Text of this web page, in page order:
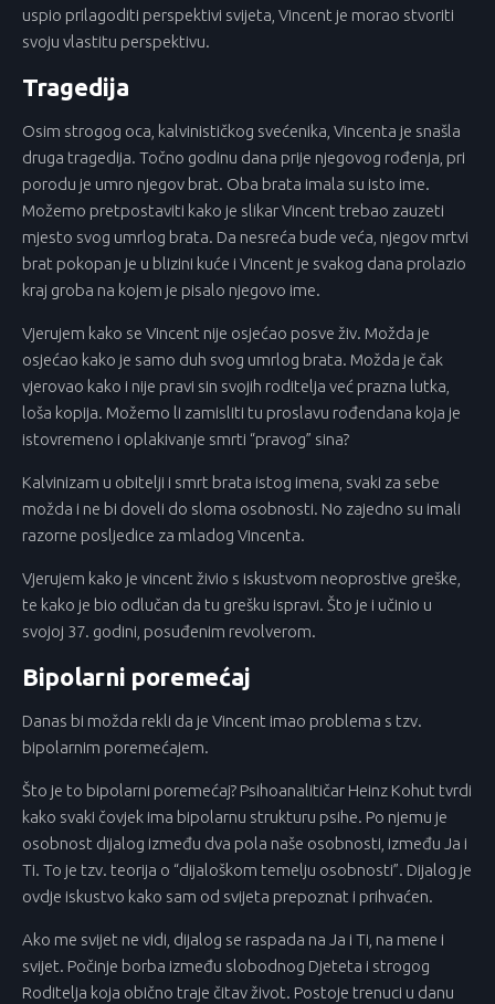
uspio prilagoditi perspektivi svijeta, Vincent je morao stvoriti
svoju vlastitu perspektivu.
Tragedija
Osim strogog oca, kalvinističkog svećenika, Vincenta je snašla
druga tragedija. Točno godinu dana prije njegovog rođenja, pri
porodu je umro njegov brat. Oba brata imala su isto ime.
Možemo pretpostaviti kako je slikar Vincent trebao zauzeti
mjesto svog umrlog brata. Da nesreća bude veća, njegov mrtvi
brat pokopan je u blizini kuće i Vincent je svakog dana prolazio
kraj groba na kojem je pisalo njegovo ime.
Vjerujem kako se Vincent nije osjećao posve živ. Možda je
osjećao kako je samo duh svog umrlog brata. Možda je čak
vjerovao kako i nije pravi sin svojih roditelja već prazna lutka,
loša kopija. Možemo li zamisliti tu proslavu rođendana koja je
istovremeno i oplakivanje smrti “pravog” sina?
Kalvinizam u obitelji i smrt brata istog imena, svaki za sebe
možda i ne bi doveli do sloma osobnosti. No zajedno su imali
razorne posljedice za mladog Vincenta.
Vjerujem kako je vincent živio s iskustvom neoprostive greške,
te kako je bio odlučan da tu grešku ispravi. Što je i učinio u
svojoj 37. godini, posuđenim revolverom.
Bipolarni poremećaj
Danas bi možda rekli da je Vincent imao problema s tzv.
bipolarnim poremećajem.
Što je to bipolarni poremećaj? Psihoanalitičar Heinz Kohut tvrdi
kako svaki čovjek ima bipolarnu strukturu psihe. Po njemu je
osobnost dijalog između dva pola naše osobnosti, između Ja i
Ti. To je tzv. teorija o “dijaloškom temelju osobnosti”. Dijalog je
ovdje iskustvo kako sam od svijeta prepoznat i prihvaćen.
Ako me svijet ne vidi, dijalog se raspada na Ja i Ti, na mene i
svijet. Počinje borba između slobodnog Djeteta i strogog
Roditelja koja obično traje čitav život. Postoje trenuci u danu